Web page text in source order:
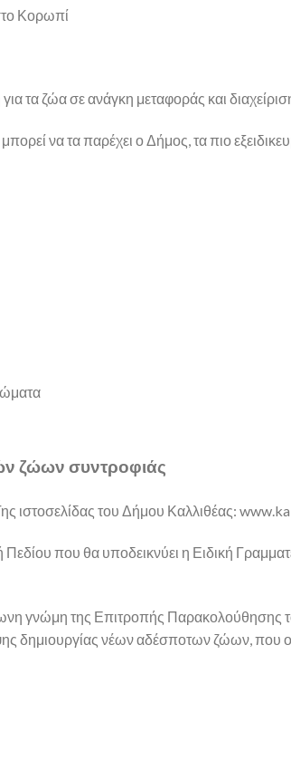
Κορωπί
τα ζώα σε ανάγκη μεταφοράς και
να τα παρέχει ο Δήμος, τα πιο
ζώων συντροφιάς
ιστοσελίδας του Δήμου Καλλιθέας:
που θα υποδεικνύει η Ειδική
γνώμη της Επιτροπής Παρακολούθησης
δημιουργίας νέων αδέσποτων ζώων, που